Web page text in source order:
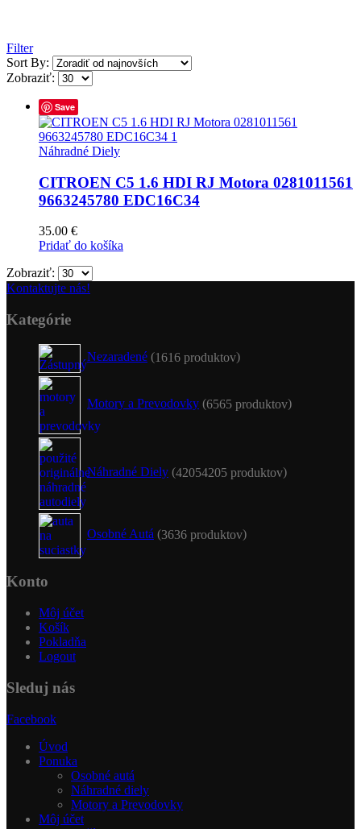
Filter
Sort By:
Zobraziť:
Save
Náhradné Diely
CITROEN C5 1.6 HDI RJ Motora 0281011561
9663245780 EDC16C34
35.00 €
Pridať do košíka
Zobraziť:
Kontaktujte nás!
Kategórie
Nezaradené 1616 produktov
Motory a Prevodovky 6565 produktov
Náhradné Diely 42054205 produktov
Osobné Autá 3636 produktov
Konto
Môj účet
Košík
Pokladňa
Logout
Sleduj nás
Facebook
Úvod
Ponuka
Osobné autá
Náhradné diely
Motory a Prevodovky
Môj účet